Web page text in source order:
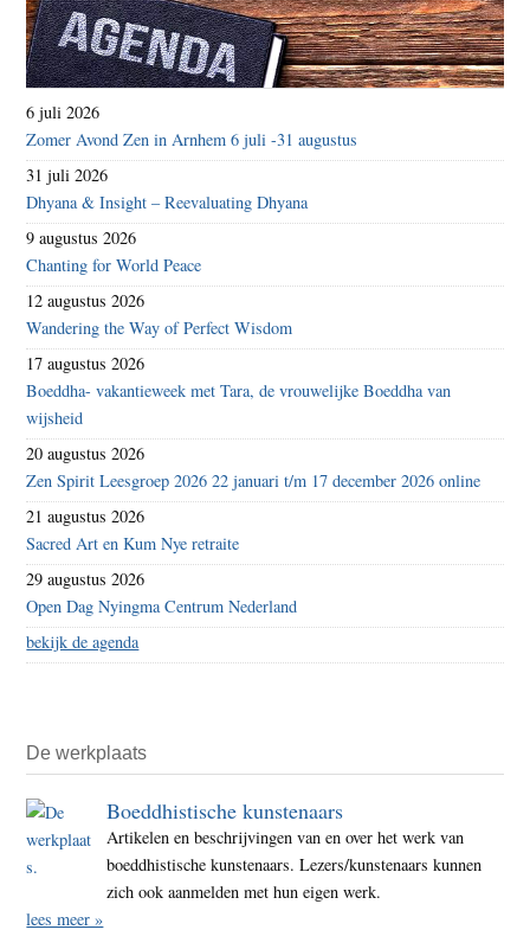
6 juli 2026
Zomer Avond Zen in Arnhem 6 juli -31 augustus
31 juli 2026
Dhyana & Insight – Reevaluating Dhyana
9 augustus 2026
Chanting for World Peace
12 augustus 2026
Wandering the Way of Perfect Wisdom
17 augustus 2026
Boeddha- vakantieweek met Tara, de vrouwelijke Boeddha van
wijsheid
20 augustus 2026
Zen Spirit Leesgroep 2026 22 januari t/m 17 december 2026 online
21 augustus 2026
Sacred Art en Kum Nye retraite
29 augustus 2026
Open Dag Nyingma Centrum Nederland
bekijk de agenda
De werkplaats
Boeddhistische kunstenaars
Artikelen en beschrijvingen van en over het werk van
boeddhistische kunstenaars. Lezers/kunstenaars kunnen
zich ook aanmelden met hun eigen werk.
lees meer »